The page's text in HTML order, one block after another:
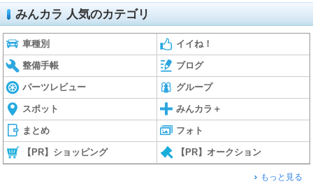
みんカラ 人気のカテゴリ
車種別 イイね！
整備手帳 ブログ
パーツレビュー グループ
スポット みんカラ＋
まとめ フォト
【PR】ショッピング 【PR】オークション
もっと見る